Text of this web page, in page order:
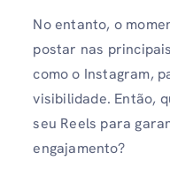
No entanto, o
postar nas
como o Instagram,
visibilidade. Então,
seu Reels para
engajamento?